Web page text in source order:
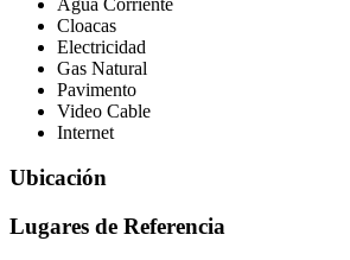
Cloacas
Electricidad
Gas Natural
Pavimento
Video Cable
Internet
Ubicación
Lugares de Referencia